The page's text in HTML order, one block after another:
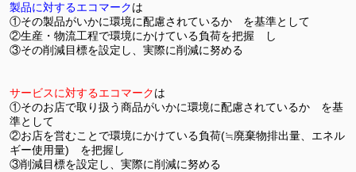
製品に対するエコマークは
①その製品がいかに環境に配慮されているか を基準として
②生産・物流工程で環境にかけている負荷を把握 し
③その削減目標を設定し、実際に削減に努める
サービスに対するエコマークは
①そのお店で取り扱う商品がいかに環境に配慮されているか を基
準として
②お店を営むことで環境にかけている負荷(≒廃棄物排出量、エネル
ギー使用量) を把握し
③削減目標を設定し、実際に削減に努める